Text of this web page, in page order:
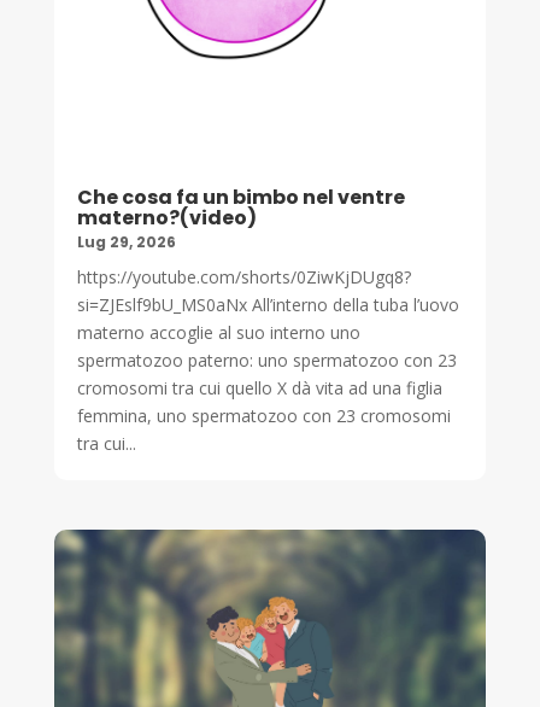
Che cosa fa un bimbo nel ventre
materno?(video)
Lug 29, 2026
https://youtube.com/shorts/0ZiwKjDUgq8?
si=ZJEslf9bU_MS0aNx All’interno della tuba l’uovo
materno accoglie al suo interno uno
spermatozoo paterno: uno spermatozoo con 23
cromosomi tra cui quello X dà vita ad una figlia
femmina, uno spermatozoo con 23 cromosomi
tra cui...